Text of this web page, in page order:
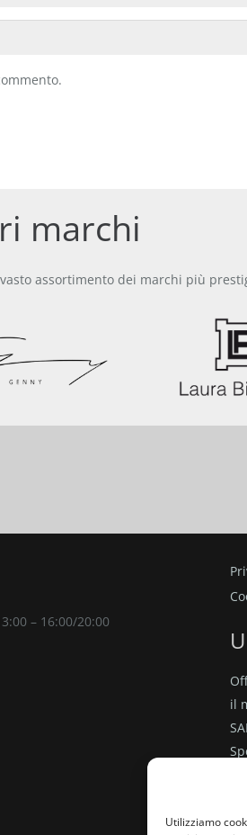
Utilizziamo
marchi
assortimento dei marchi più
– 16:00/20:00
il